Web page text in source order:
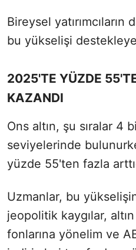
Bireysel
bu yükselişi
2025'TE YÜZDE
KAZANDI
Ons altın, şu sıralar 4
seviyelerinde
yüzde 55'ten fazla
Uzmanlar, bu
jeopolitik kaygılar,
fonlarına yönelim ve